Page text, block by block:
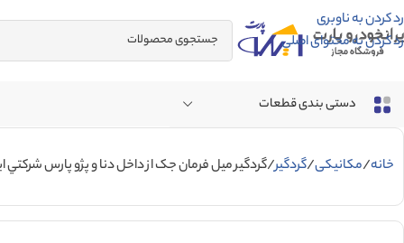
رد کردن به ناوبری
رد کردن به محتوای اصلی
دستی بندی قطعات
خانه مکانیکی گردگیر گردگير ميل فرمان جک از داخل دنا و پژو پارس شرکتي